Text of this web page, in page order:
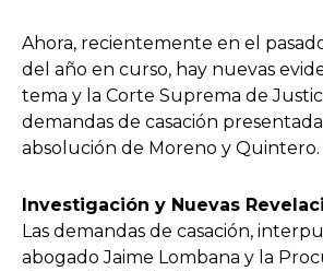
Ahora, recientemente en el
del año en curso, hay nuevas
tema y la Corte Suprema de
demandas de casación
absolución de Moreno y Quintero.
Investigación y Nuevas
Las demandas de casación,
abogado Jaime Lombana y la